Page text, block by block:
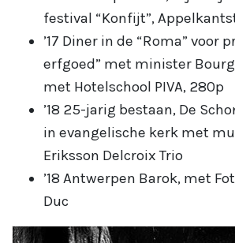
festival “Konfijt”,
’17 Diner in de “Roma” voor
erfgoed” met minister
met Hotelschool PIVA, 280p
’18 25-jarig bestaan, De
in evangelische kerk met
Eriksson Delcroix Trio
’18 Antwerpen Barok, met
Duc